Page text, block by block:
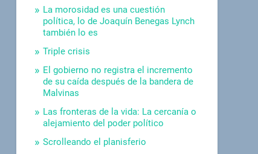
La morosidad es una cuestión
política, lo de Joaquín Benegas Lynch
también lo es
Triple crisis
El gobierno no registra el incremento
de su caída después de la bandera de
Malvinas
Las fronteras de la vida: La cercanía o
alejamiento del poder político
Scrolleando el planisferio